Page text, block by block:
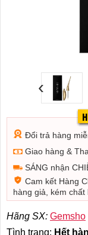
‹
Đổi trả hàng
Giao hàng &
SÁNG nhận
Cam kết Hàng
hàng giả, kém chất
Hãng SX: Gemsho
Tình trạng: Hết